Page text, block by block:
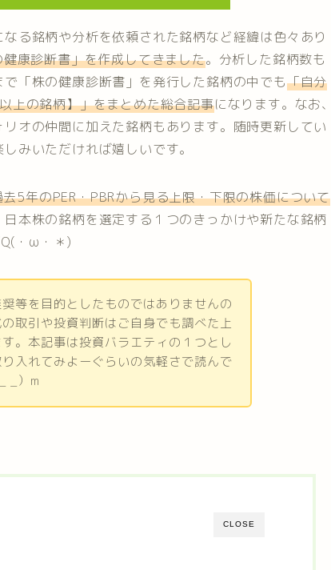
る銘柄や分析を依頼された銘柄など経緯は色々あり
康診断書」を作成してきました。分析した銘柄数も
「株の健康診断書」を発行した銘柄の中でも「自分
上の銘柄】」をまとめた総合記事になります。なお、
オの仲間に加えた銘柄もあります。随時更新してい
みいただければ嬉しいです。
年のPER・PBRから見る上限・下限の株価について
日本株の銘柄を選定する１つのきっかけや新たな銘柄
・ω・＊)
等を目的としたものではありませんの
取引や投資判断はご自身でも調べた上
。本記事は投資バラエティの１つとし
入れてみよーぐらいの気軽さで読んで
_）m
CLOSE